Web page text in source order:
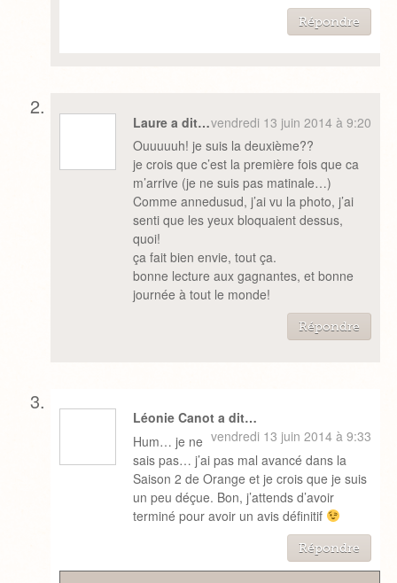
Répondre
Laure a dit…vendredi 13 juin 2014 à 9:20
Ouuuuuh! je suis la deuxième??
je crois que c’est la première fois que ca
m’arrive (je ne suis pas matinale…)
Comme annedusud, j’ai vu la photo, j’ai
senti que les yeux bloquaient dessus,
quoi!
ça fait bien envie, tout ça.
bonne lecture aux gagnantes, et bonne
journée à tout le monde!
Répondre
Léonie Canot a dit…
vendredi 13 juin 2014 à 9:33
Hum… je ne
sais pas… j’ai pas mal avancé dans la
Saison 2 de Orange et je crois que je suis
un peu déçue. Bon, j’attends d’avoir
terminé pour avoir un avis définitif
Répondre